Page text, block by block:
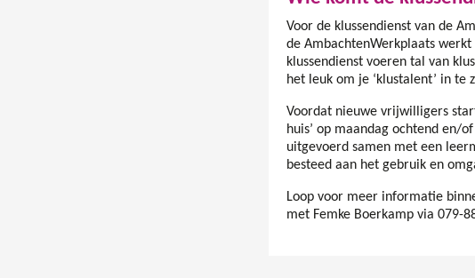
Voor de klussendienst van de
de AmbachtenWerkplaats
klussendienst voeren tal van
het leuk om je ‘klustalent’ in
Voordat nieuwe vrijwilligers
huis’ op maandag ochtend en/
uitgevoerd samen met een
besteed aan het gebruik en
Loop voor meer informatie
met Femke Boerkamp via 079-